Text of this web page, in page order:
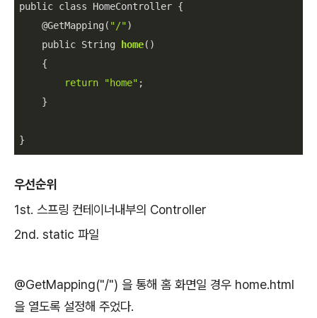
public class HomeController {
    @GetMapping(
"/")
    public String
home()
    {
return
"home" ;
    }
}
우선순위
1st. 스프링 컨테이너내부의 Controller
2nd. static 파일
@GetMapping("/") 을 통해 홈 화면일 경우 home.html
을 열도록 설정해 주었다.